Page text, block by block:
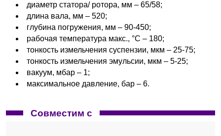
диаметр статора/ ротора, мм – 65/58;
длина вала, мм – 520;
глубина погружения, мм – 90-450;
рабочая температура макс., °C – 180;
тонкость измельчения суспензии, мкм – 25-75;
тонкость измельчения эмульсии, мкм – 5-25;
вакуум, мбар – 1;
максимальное давление, бар – 6.
Совместим с